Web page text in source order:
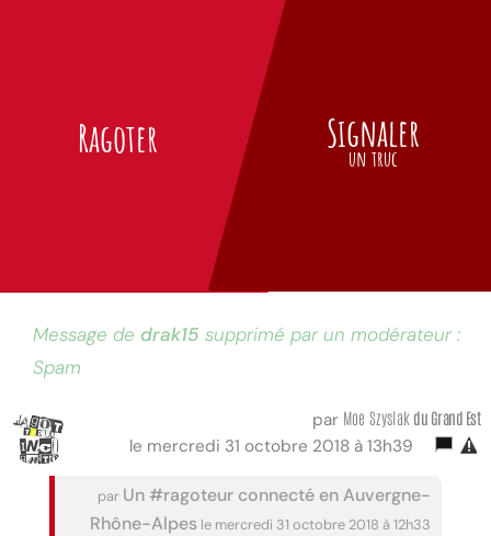
Ragoter Signaler
un truc
Message de drak15 supprimé par un modérateur :
Spam
par Moe Szyslak du Grand Est
le mercredi 31 octobre 2018 à 13h39
par Un #ragoteur connecté en Auvergne-
Rhône-Alpes le mercredi 31 octobre 2018 à 12h33